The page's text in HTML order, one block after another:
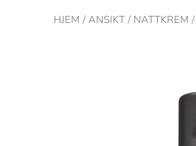
HJEM /ANSIKT / NATTKREM